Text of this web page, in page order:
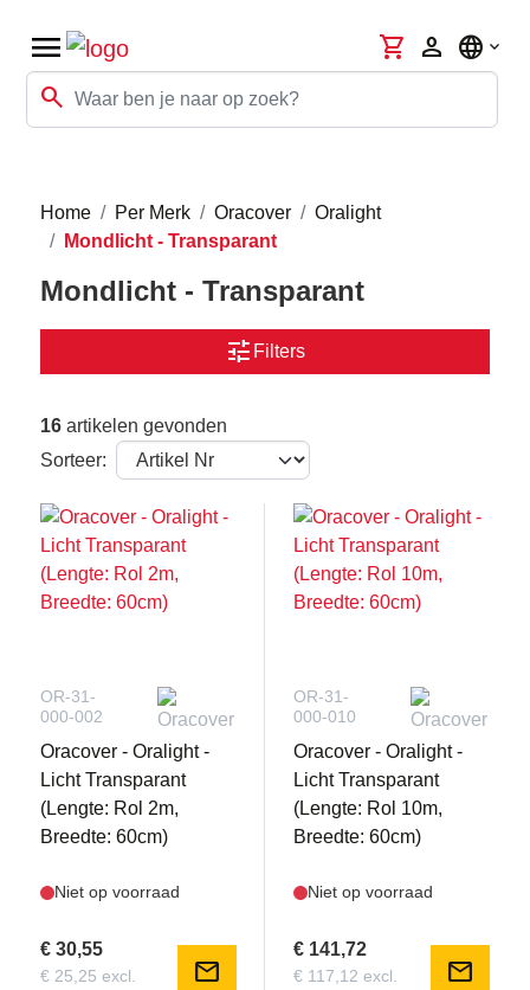
menu
search
shopping_cart person language
Home Per Merk Oracover
Oralight
Mondlicht - Transparant
Mondlicht - Transparant
tune Filters
16 artikelen gevonden
Sorteer:
OR-31-
000-002
Oracover - Oralight -
Licht Transparant
(Lengte: Rol 2m,
Breedte: 60cm)
Niet op voorraad
€ 30,55
€ 25,25 excl.
mail
OR-31-
000-010
Oracover - Oralight -
Licht Transparant
(Lengte: Rol 10m,
Breedte: 60cm)
Niet op voorraad
€ 141,72
€ 117,12 excl.
mail